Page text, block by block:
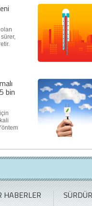
olan
bin
HABERLER